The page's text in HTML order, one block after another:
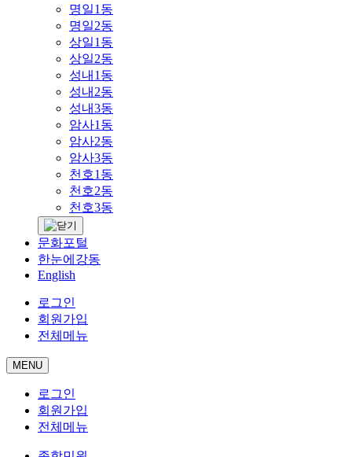
명일1동
명일2동
상일1동
상일2동
성내1동
성내2동
성내3동
암사1동
암사2동
암사3동
천호1동
천호2동
천호3동
문화포털
한눈에강동
English
로그인
회원가입
전체메뉴
MENU
로그인
회원가입
전체메뉴